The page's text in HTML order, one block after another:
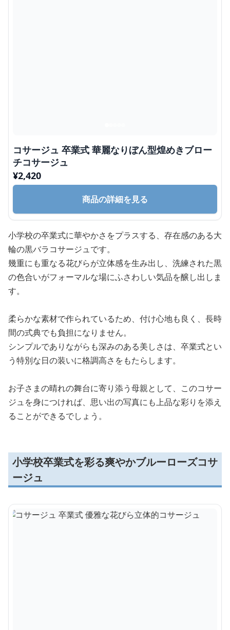
コサージュ 卒業式 華麗なりぼん型煌めきブロー
チコサージュ
¥2,420
商品の詳細を見る
小学校の卒業式に華やかさをプラスする、存在感のある大
輪の黒バラコサージュです。
幾重にも重なる花びらが立体感を生み出し、洗練された黒
の色合いがフォーマルな場にふさわしい気品を醸し出しま
す。
柔らかな素材で作られているため、付け心地も良く、長時
間の式典でも負担になりません。
シンプルでありながらも深みのある美しさは、卒業式とい
う特別な日の装いに格調高さをもたらします。
お子さまの晴れの舞台に寄り添う母親として、このコサー
ジュを身につければ、思い出の写真にも上品な彩りを添え
ることができるでしょう。
小学校卒業式を彩る爽やかブルーローズコサ
ージュ